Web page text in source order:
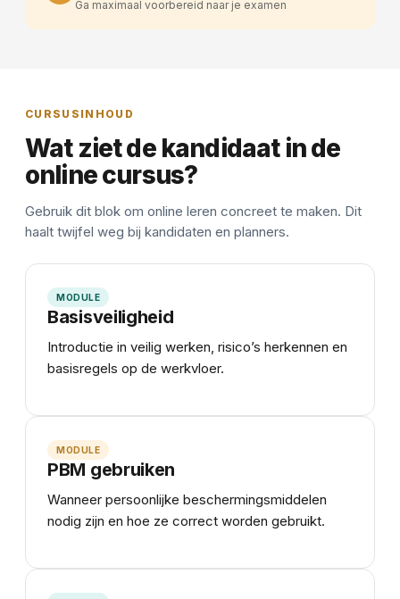
Ga maximaal voorbereid naar je examen
CURSUSINHOUD
Wat ziet de kandidaat in de
online cursus?
Gebruik dit blok om online leren concreet te maken. Dit
haalt twijfel weg bij kandidaten en planners.
MODULE
Basisveiligheid
Introductie in veilig werken, risico’s herkennen en
basisregels op de werkvloer.
MODULE
PBM gebruiken
Wanneer persoonlijke beschermingsmiddelen
nodig zijn en hoe ze correct worden gebruikt.